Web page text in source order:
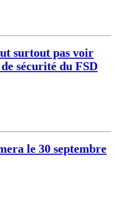
surtout pas voir
sécurité du FSD
le 30 septembre